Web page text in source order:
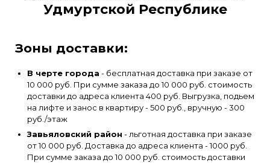
Удмуртской Республике
Зоны доставки:
В черте города - бесплатная доставка при заказе от
10 000 руб. При сумме заказа до 10 000 руб. стоимость
доставки до адреса клиента 400 руб. Выгрузка, подьем
на лифте и занос в квартиру - 500 руб., вручную - 300
руб./этаж
Завьяловский район - льготная доставка при заказе
от 10 000 руб. Доставка до адреса клиента - 1000 руб.
При сумме заказа до 10 000 руб. стоимость доставки